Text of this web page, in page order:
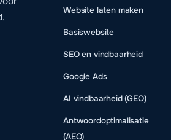
Website laten maken
Basiswebsite
SEO en vindbaarheid
Google Ads
AI vindbaarheid (GEO)
Antwoordoptimalisatie
(AEO)